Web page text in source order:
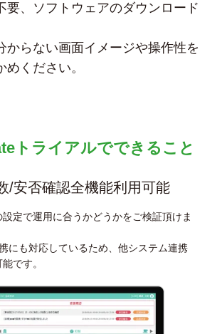
要、ソフトウェアのダウンロード
からない画面イメージや操作性を
ください。
トライアルでできること
/安否確認全機能利用可能
定で運用に合うかどうかをご検証頂けま
にも対応しているため、他システム連携
です。